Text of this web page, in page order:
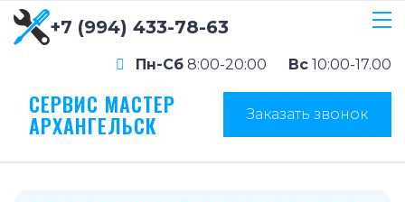
+7 (994) 433-78-63
Пн-Сб 8:00-20:00 Вс 10:00-17.00
СЕРВИС МАСТЕР
АРХАНГЕЛЬСК Заказать звонок